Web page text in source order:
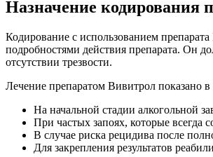
Назначение кодирования
Кодирование с использованием
подробностями действия препарата. Он
отсутствии трезвости.
Лечение препаратом Вивитрол показано
На начальной стадии алкогольной
При частых запоях, которые всегда
В случае риска рецидива после
Для закрепления результатов